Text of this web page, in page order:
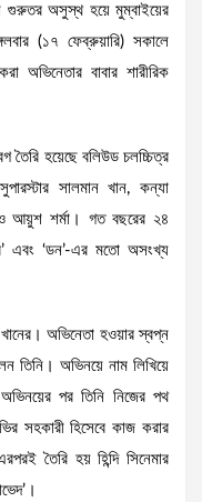
গুরুতর অসুস্থ হয়ে মুম্বাইয়ের
(১৭ ফেব্রুয়ারি) সকালে
অভিনেতার বাবার শারীরিক
তৈরি হয়েছে বলিউড চলচ্চিত্র
সালমান খান, কন্যা
আয়ুশ শর্মা। গত বছরের ২৪
এবং ‘ডন’-এর মতো অসংখ্য
খানের। অভিনেতা হওয়ার স্বপ্ন
তিনি। অভিনয়ে নাম লিখিয়ে
পর তিনি নিজের পথ
সহকারী হিসেবে কাজ করার
তৈরি হয় হিন্দি সিনেমার